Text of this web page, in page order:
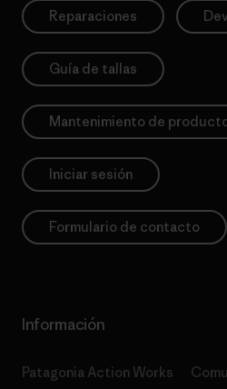
Reparaciones
Guía de tallas
Mantenimiento de
Iniciar sesión
Formulario de contacto
Información
Patagonia Action Works